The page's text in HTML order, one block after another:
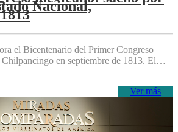
Nacional,
el Bicentenario del Primer Congreso
en septiembre de 1813. El…
Ver más